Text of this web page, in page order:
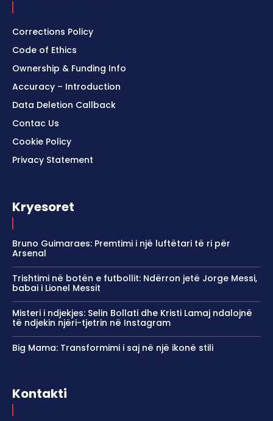
Corrections Policy
Code of Ethics
Ownership & Funding Info
Accuracy – Introduction
Data Deletion Callback
Contac Us
Cookie Policy
Privacy Statement
Kryesoret
Bruno Guimaraes: Premtimi i një luftëtari të ri për
Arsenal
Trishtimi në botën e futbollit: Ndërron jetë Jorge Messi,
babai i Lionel Messit
Misteri i ndjekjes: Selin Bollati dhe Kristi Lamaj ndalojnë
të ndjekin njëri-tjetrin në Instagram
Big Mama: Transformimi i saj në një ikonë stili
Kontakti